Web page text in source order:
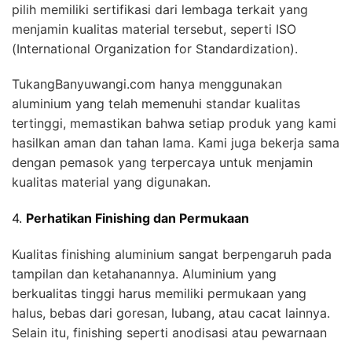
pilih memiliki sertifikasi dari lembaga terkait yang
menjamin kualitas material tersebut, seperti ISO
(International Organization for Standardization).
TukangBanyuwangi.com hanya menggunakan
aluminium yang telah memenuhi standar kualitas
tertinggi, memastikan bahwa setiap produk yang kami
hasilkan aman dan tahan lama. Kami juga bekerja sama
dengan pemasok yang terpercaya untuk menjamin
kualitas material yang digunakan.
4. Perhatikan Finishing dan Permukaan
Kualitas finishing aluminium sangat berpengaruh pada
tampilan dan ketahanannya. Aluminium yang
berkualitas tinggi harus memiliki permukaan yang
halus, bebas dari goresan, lubang, atau cacat lainnya.
Selain itu, finishing seperti anodisasi atau pewarnaan